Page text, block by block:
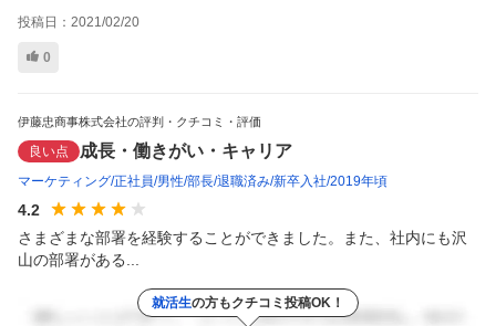
投稿日： 2021/02/20
0
伊藤忠商事株式会社の評判・クチコミ・評価
良い点 成長・働きがい・キャリア
マーケティング 正社員 男性 部長 退職済み 新卒入社 2019年頃
4.2
さまざまな部署を経験することができました。また、社内にも沢
山の部署がある...
就活生の方もクチコミ投稿OK！